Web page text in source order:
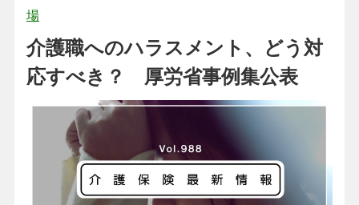
場
介護職へのハラスメント、どう対
応すべき？ 厚労省事例集公表